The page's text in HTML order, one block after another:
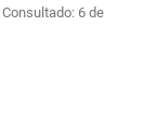
Consultado: 6 de